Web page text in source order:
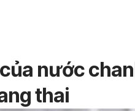
nước
thai